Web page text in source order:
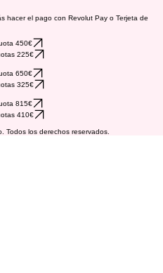
hacer el pago con Revolut Pay o Terjeta de
450€
225€
650€
325€
815€
410€
Todos los derechos reservados.